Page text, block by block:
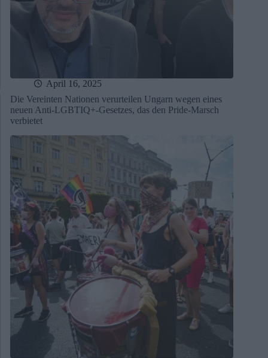
April 16, 2025
Die Vereinten Nationen verurteilen Ungarn wegen eines
neuen Anti-LGBTIQ+-Gesetzes, das den Pride-Marsch
verbietet